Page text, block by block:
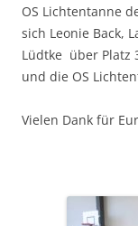
OS Lichtentanne
sich Leonie Back,
Lüdtke über Platz
und die OS
Vielen Dank für